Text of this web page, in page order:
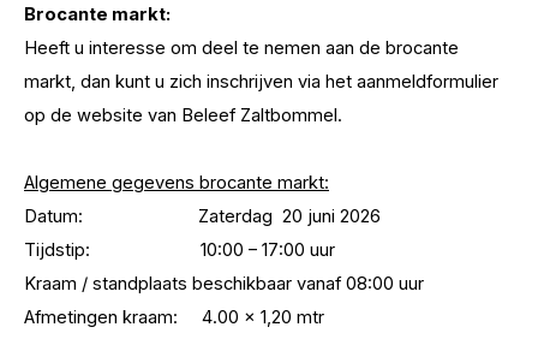
Brocante markt:
Heeft u interesse om deel te nemen aan de brocante
markt, dan kunt u zich inschrijven via het aanmeldformulier
op de website van Beleef Zaltbommel.
Algemene gegevens brocante markt:
Datum: Zaterdag 20 juni 2026
Tijdstip: 10:00 – 17:00 uur
Kraam / standplaats beschikbaar vanaf 08:00 uur
Afmetingen kraam: 4.00 x 1,20 mtr